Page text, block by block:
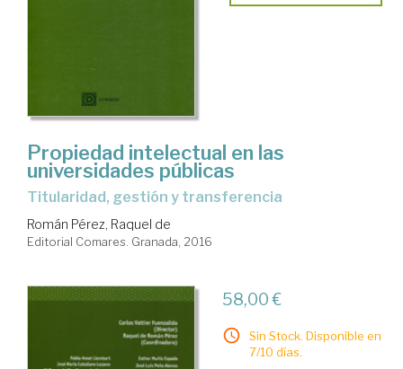
Propiedad intelectual en las
universidades públicas
titularidad, gestión y transferencia
Román Pérez, Raquel de
Editorial Comares. Granada, 2016
58,00 €
Sin Stock. Disponible en
7/10 días.